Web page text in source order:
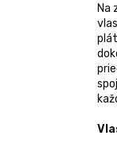
Na